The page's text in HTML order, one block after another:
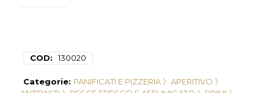
COD: 130020
Categorie: PANIFICATI E PIZZERIA 》 APERITIVO 》